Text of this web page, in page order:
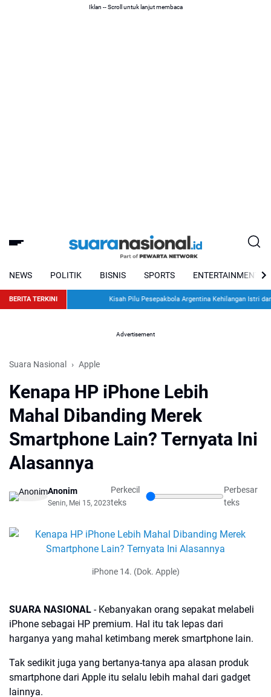
Iklan -- Scroll untuk lanjut membaca
NEWS POLITIK BISNIS SPORTS ENTERTAINMENT
BERITA TERKINI Kisah Pilu Pesepakbola Argentina Kehilangan Istri dan
Advertisement
Suara Nasional Apple
Kenapa HP iPhone Lebih
Mahal Dibanding Merek
Smartphone Lain? Ternyata Ini
Alasannya
Anonim
Senin, Mei 15, 2023
Perkecil
teks
Perbesar
teks
iPhone 14. (Dok. Apple)
SUARA NASIONAL - Kebanyakan orang sepakat melabeli
iPhone sebagai HP premium. Hal itu tak lepas dari
harganya yang mahal ketimbang merek smartphone lain.
Tak sedikit juga yang bertanya-tanya apa alasan produk
smartphone dari Apple itu selalu lebih mahal dari gadget
lainnya.